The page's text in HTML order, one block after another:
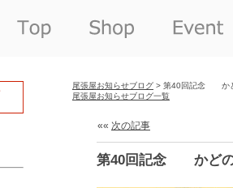
尾張屋お知らせブログ > 第40回記念 か
尾張屋お知らせブログ一覧
«« 次の記事
第40回記念 かど